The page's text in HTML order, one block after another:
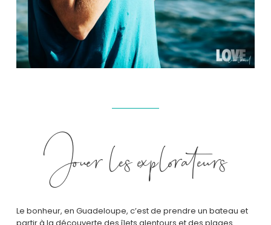
Jouer les explorateurs
Le bonheur, en Guadeloupe, c’est de prendre un bateau et
partir à la découverte des îlets alentours et des plages